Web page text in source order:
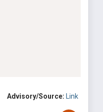
Advisory/Source: Link